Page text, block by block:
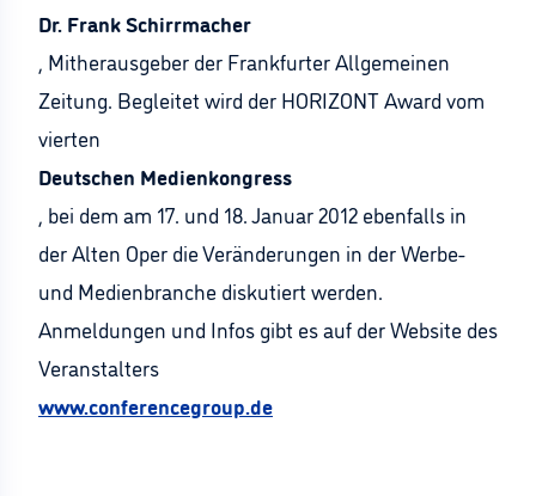
Dr. Frank Schirrmacher
, Mitherausgeber der Frankfurter Allgemeinen
Zeitung. Begleitet wird der HORIZONT Award vom
vierten
Deutschen Medienkongress
, bei dem am 17. und 18. Januar 2012 ebenfalls in
der Alten Oper die Veränderungen in der Werbe-
und Medienbranche diskutiert werden.
Anmeldungen und Infos gibt es auf der Website des
Veranstalters
www.conferencegroup.de